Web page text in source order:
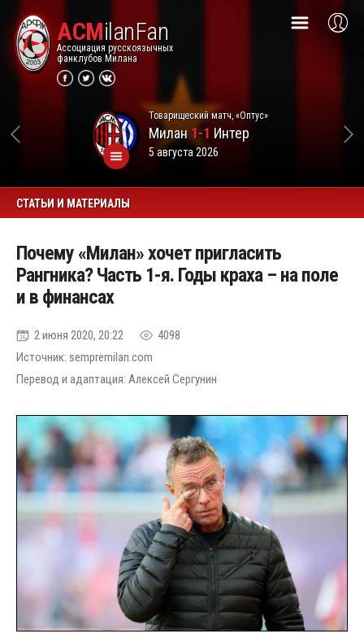
ACMilanFan
Ассоциация русскоязычных
фанклубов Милана
Товарищеский матч, «Оптус»
Милан1-1 Интер
5 августа 2026
СТАТЬИ И МАТЕРИАЛЫ
Почему «Милан» хочет пригласить
Рангника? Часть 1-я. Годы краха – на поле
и в финансах
2 июня 2020, 20:22
4098
Источник: sempremilan.com
Перевод и адаптация: Алексей Сергунин